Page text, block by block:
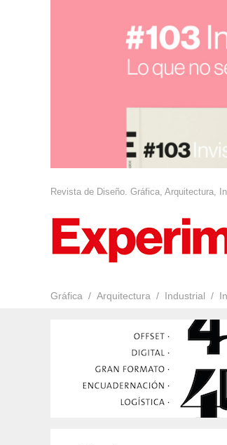
Revista de Diseño. Gráfica, Arquitectura,
Gráfica Arquitectura Industrial